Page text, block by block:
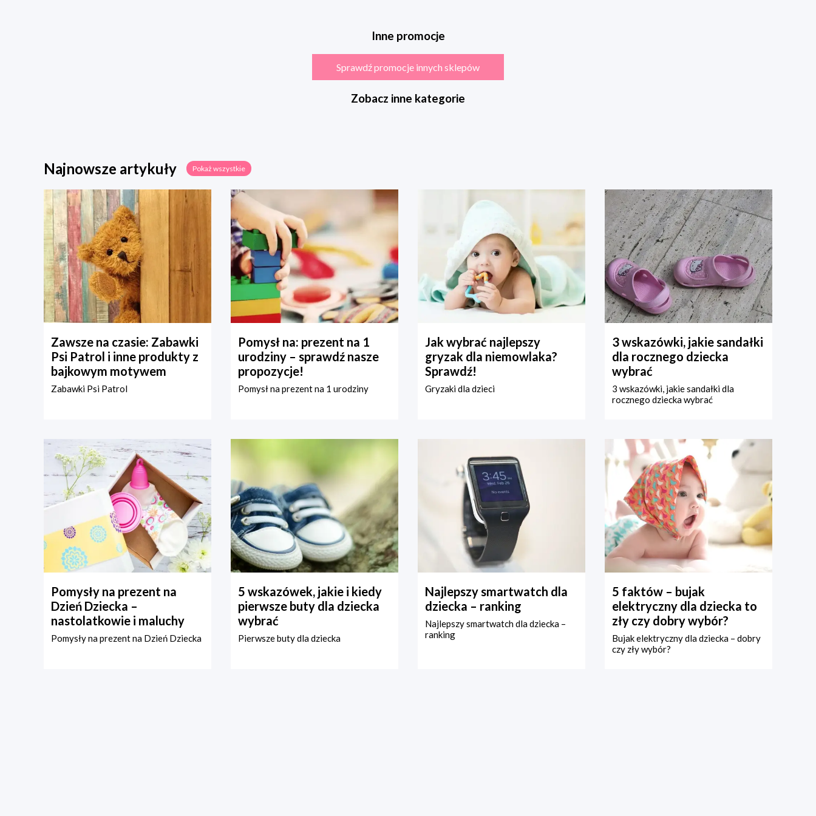
Inne promocje
Sprawdź promocje innych sklepów
Zobacz inne kategorie
Najnowsze artykuły Pokaż wszystkie
Zawsze na czasie: Zabawki
Psi Patrol i inne produkty z
bajkowym motywem
Zabawki Psi Patrol
Pomysł na: prezent na 1
urodziny – sprawdź nasze
propozycje!
Pomysł na prezent na 1 urodziny
Jak wybrać najlepszy
gryzak dla niemowlaka?
Sprawdź!
Gryzaki dla dzieci
3 wskazówki, jakie sandałki
dla rocznego dziecka
wybrać
3 wskazówki, jakie sandałki dla
rocznego dziecka wybrać
Pomysły na prezent na
Dzień Dziecka –
nastolatkowie i maluchy
Pomysły na prezent na Dzień Dziecka
5 wskazówek, jakie i kiedy
pierwsze buty dla dziecka
wybrać
Pierwsze buty dla dziecka
Najlepszy smartwatch dla
dziecka – ranking
Najlepszy smartwatch dla dziecka –
ranking
5 faktów – bujak
elektryczny dla dziecka to
zły czy dobry wybór?
Bujak elektryczny dla dziecka – dobry
czy zły wybór?